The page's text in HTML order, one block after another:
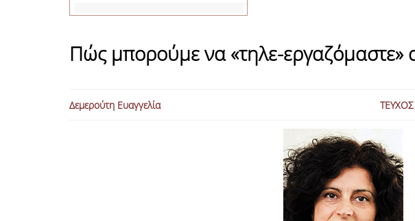
Πώς μπορούμε να «τηλε-εργαζόμαστε»
Δεμερούτη Ευαγγελία